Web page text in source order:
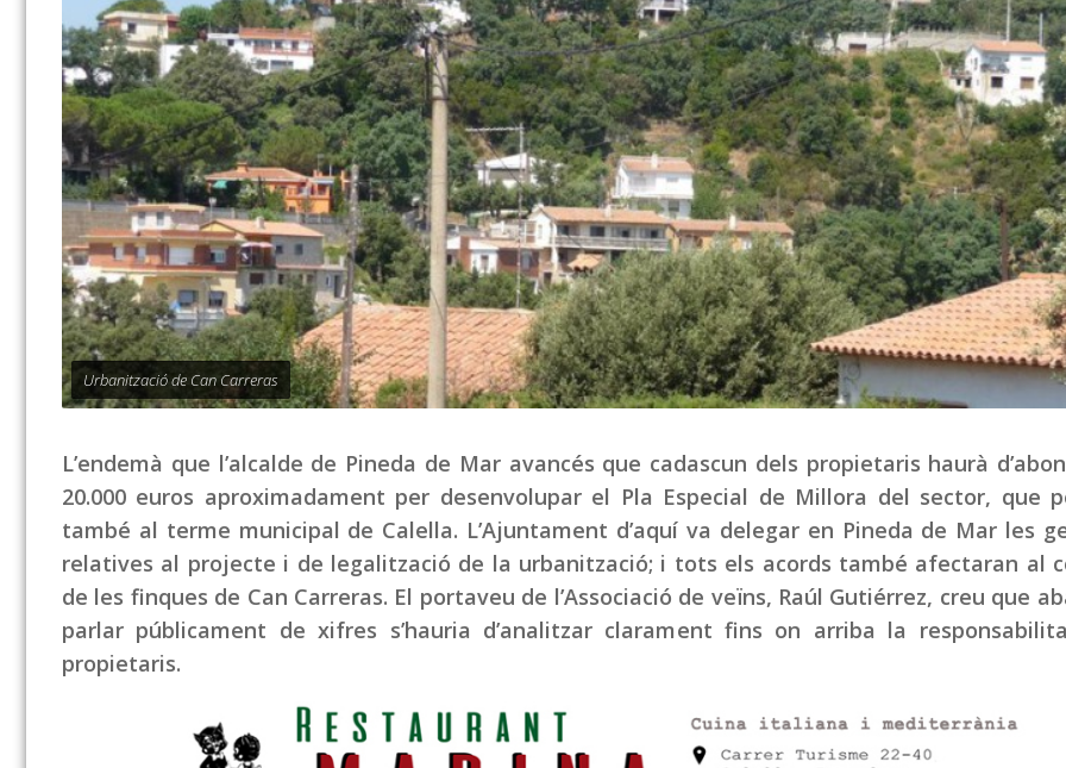
Urbanització de Can Carreras
L’endemà que l’alcalde de Pineda de Mar avancés que cadascun dels propietaris haurà
20.000 euros aproximadament per desenvolupar el Pla Especial de Millora del sector, que
també al terme municipal de Calella. L’Ajuntament d’aquí va delegar en Pineda de Mar les
relatives al projecte i de legalització de la urbanització; i tots els acords també afectaran al
de les finques de Can Carreras. El portaveu de l’Associació de veïns, Raúl Gutiérrez, creu que
parlar públicament de xifres s’hauria d’analitzar clarament fins on arriba la
propietaris.